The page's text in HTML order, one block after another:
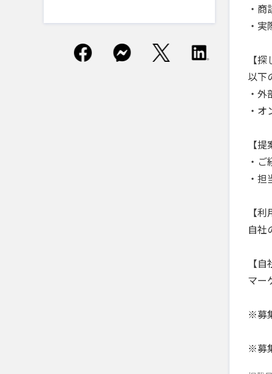
・
・
【
以下
・
・
【
・
・
【
自社
【
マー
※募
※募